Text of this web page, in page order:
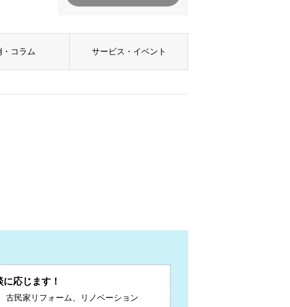
・コラム サービス・イベント
応じます！
古民家リフォーム、リノベーション